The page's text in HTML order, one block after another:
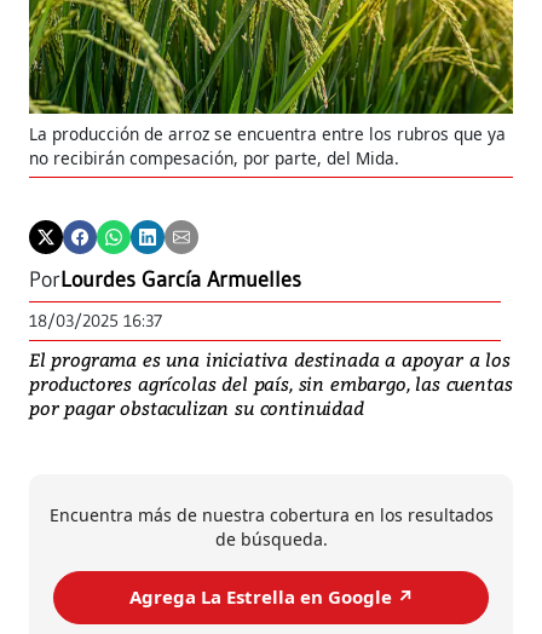
La producción de arroz se encuentra entre los rubros que ya
no recibirán compesación, por parte, del Mida.
PorLourdes García Armuelles
18/03/2025 16:37
El programa es una iniciativa destinada a apoyar a los
productores agrícolas del país, sin embargo, las cuentas
por pagar obstaculizan su continuidad
Encuentra más de nuestra cobertura en los resultados
de búsqueda.
Agrega La Estrella en Google ↗️